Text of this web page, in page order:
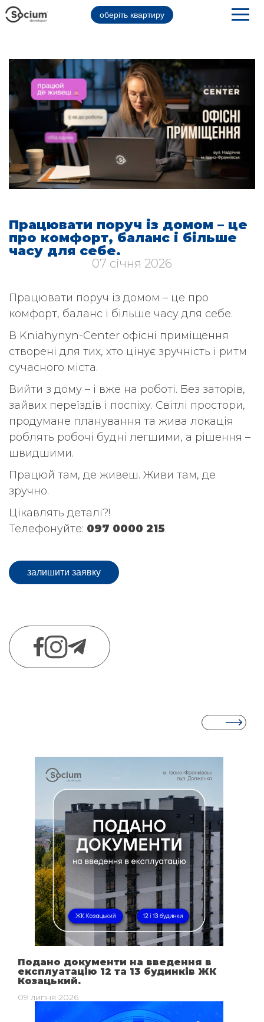
оберіть квартиру
Працювати поруч із домом – це
про комфорт, баланс і більше
часу для себе.
07 січня 2026
Працювати поруч із домом – це про
комфорт, баланс і більше часу для себе.
В Kniahynyn-Center офісні приміщення
створені для тих, хто цінує зручність і ритм
сучасного міста.
Вийти з дому – і вже на роботі. Без заторів,
зайвих переїздів і поспіху. Світлі простори,
продумане планування та жива локація
роблять робочі будні легшими, а рішення –
швидшими.
Працюй там, де живеш. Живи там, де
зручно.
Цікавлять деталі?!
Телефонуйте: 097 0000 215.
залишити заявку
Подано документи на введення в
експлуатацію 12 та 13 будинків ЖК
Козацький.
09 липня 2026